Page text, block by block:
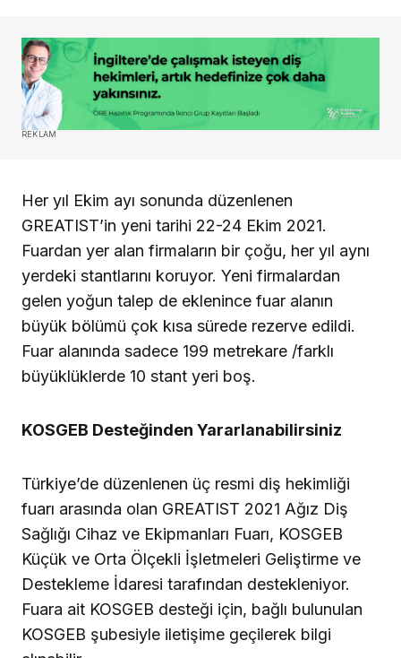
REKLAM
Her yıl Ekim ayı sonunda düzenlenen
GREATIST’in yeni tarihi 22-24 Ekim 2021.
Fuardan yer alan firmaların bir çoğu, her yıl aynı
yerdeki stantlarını koruyor. Yeni firmalardan
gelen yoğun talep de eklenince fuar alanın
büyük bölümü çok kısa sürede rezerve edildi.
Fuar alanında sadece 199 metrekare /farklı
büyüklüklerde 10 stant yeri boş.
KOSGEB Desteğinden Yararlanabilirsiniz
Türkiye’de düzenlenen üç resmi diş hekimliği
fuarı arasında olan GREATIST 2021 Ağız Diş
Sağlığı Cihaz ve Ekipmanları Fuarı, KOSGEB
Küçük ve Orta Ölçekli İşletmeleri Geliştirme ve
Destekleme İdaresi tarafından destekleniyor.
Fuara ait KOSGEB desteği için, bağlı bulunulan
KOSGEB şubesiyle iletişime geçilerek bilgi